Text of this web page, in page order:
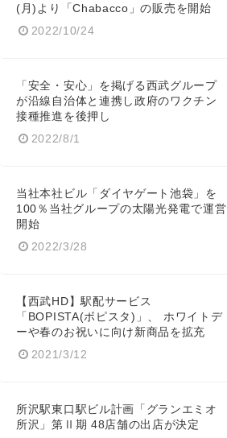
(月)より「Chabacco」の販売を開始
2022/10/24
「安全・安心」を掲げる西武グループ
が沿線自治体と連携し政府のワクチン
接種推進を後押し
2022/8/1
当社本社ビル「ダイヤゲート池袋」を
100％当社グループの太陽光発電で運営
開始
2022/3/28
【西武HD】駅配サービス
「BOPISTA(ボピスタ)」、 ホワイトデ
ーや春のお祝いに向け新商品を拡充
2021/3/12
所沢駅東口駅ビル計画「グランエミオ
所沢」第Ⅱ期 48店舗の出店が決定